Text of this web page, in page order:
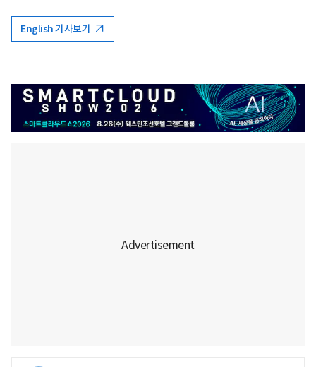
English 기사보기